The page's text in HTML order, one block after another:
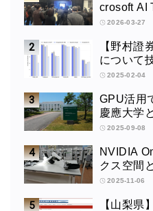
crosoft AI
e OpenAI
2026-03-27
【野村證
について
2025-02-04
GPU活用
慶應大学
タビュー
2025-09-08
NVIDIA
クス空間
未来：筑
2025-11-06
【山梨県